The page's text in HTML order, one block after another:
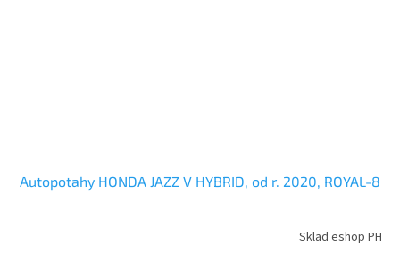
Autopotahy HONDA JAZZ V HYBRID, od r. 2020, ROYAL-8
Sklad eshop PH